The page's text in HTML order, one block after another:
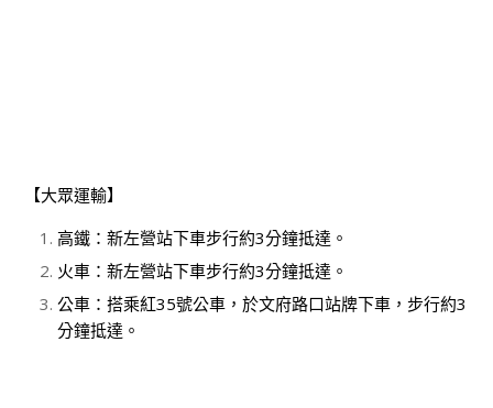
【大眾運輸】
高鐵：新左營站下車步行約3分鐘抵達。
火車：新左營站下車步行約3分鐘抵達。
公車：搭乘紅35號公車，於文府路口站牌下車，步行約3
分鐘抵達。